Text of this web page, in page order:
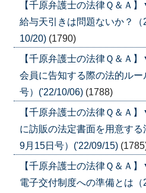
【千原弁護士の法律Ｑ＆
給与天引きは問題ないか？
10/20) (1790)
【千原弁護士の法律Ｑ＆
会員に告知する際の法的ルー
号）('22/10/06) (1788)
【千原弁護士の法律Ｑ＆
に訪販の法定書面を用意す
9月15日号）('22/09/15)
【千原弁護士の法律Ｑ＆
電子交付制度への準備とは